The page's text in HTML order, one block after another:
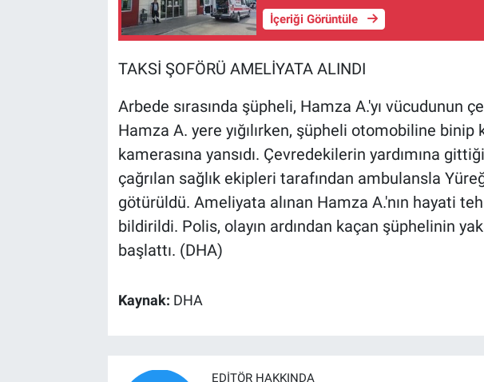
İçeriği Görüntüle
TAKSİ ŞOFÖRÜ AMELİYATA ALINDI
Arbede sırasında şüpheli, Hamza A.'yı vücudunun
Hamza A. yere yığılırken, şüpheli otomobiline binip
kamerasına yansıdı. Çevredekilerin yardımına
çağrılan sağlık ekipleri tarafından ambulansla
götürüldü. Ameliyata alınan Hamza A.'nın hayati
bildirildi. Polis, olayın ardından kaçan şüphelinin
başlattı. (DHA)
Kaynak: DHA
EDITÖR HAKKINDA